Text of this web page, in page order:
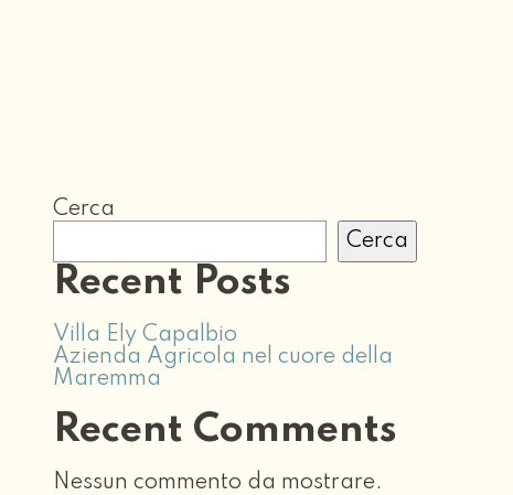
Cerca
Cerca
Recent Posts
Villa Ely Capalbio
Azienda Agricola nel cuore della
Maremma
Recent Comments
Nessun commento da mostrare.